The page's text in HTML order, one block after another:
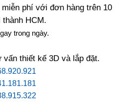
4,400,000₫.
phí với đơn hàng trên 10
HCM.
trong ngày.
vấn thiết kế 3D và lắp đặt.